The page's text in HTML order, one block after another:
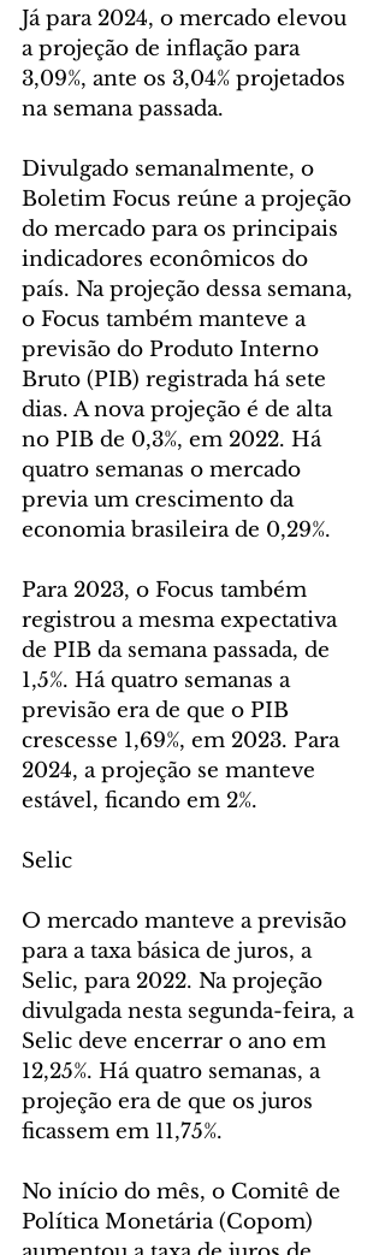
Já para 2024, o mercado elevou
a projeção de inflação para
3,09%, ante os 3,04% projetados
na semana passada.
Divulgado semanalmente, o
Boletim Focus reúne a projeção
do mercado para os principais
indicadores econômicos do
país. Na projeção dessa semana,
o Focus também manteve a
previsão do Produto Interno
Bruto (PIB) registrada há sete
dias. A nova projeção é de alta
no PIB de 0,3%, em 2022. Há
quatro semanas o mercado
previa um crescimento da
economia brasileira de 0,29%.
Para 2023, o Focus também
registrou a mesma expectativa
de PIB da semana passada, de
1,5%. Há quatro semanas a
previsão era de que o PIB
crescesse 1,69%, em 2023. Para
2024, a projeção se manteve
estável, ficando em 2%.
Selic
O mercado manteve a previsão
para a taxa básica de juros, a
Selic, para 2022. Na projeção
divulgada nesta segunda-feira, a
Selic deve encerrar o ano em
12,25%. Há quatro semanas, a
projeção era de que os juros
ficassem em 11,75%.
No início do mês, o Comitê de
Política Monetária (Copom)